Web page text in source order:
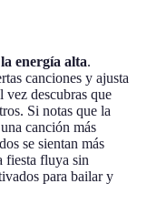
energía alta.
canciones y ajusta
vez descubras que
Si notas que la
canción más
se sientan más
fiesta fluya sin
para bailar y